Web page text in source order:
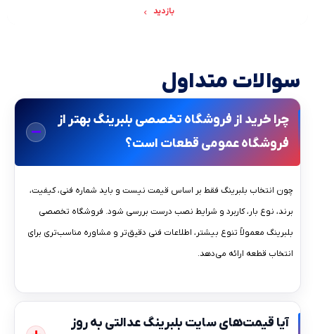
بازدید
سوالات متداول
چرا خرید از فروشگاه تخصصی بلبرینگ بهتر از
فروشگاه عمومی قطعات است؟
چون انتخاب بلبرینگ فقط بر اساس قیمت نیست و باید شماره فنی، کیفیت،
برند، نوع بار، کاربرد و شرایط نصب درست بررسی شود. فروشگاه تخصصی
بلبرینگ معمولاً تنوع بیشتر، اطلاعات فنی دقیق‌تر و مشاوره مناسب‌تری برای
انتخاب قطعه ارائه می‌دهد.
آیا قیمت‌های سایت بلبرینگ عدالتی به‌ روز